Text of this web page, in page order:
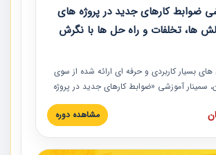
ضوابط کارهای جدید در پروژه های
ها، تخلفات و راه حل ها با نگرش
بسیار کاربردی و حرفه‏ ای ارائه شده از سوی
سمینار آموزشی «ضوابط کارهای جدید در پروژه
چالش ها، تخلفات و راه حل ها با نگرش قراردادی
سندیکای شرکت های ساختمانی کشور ارائه شد.
همراه تجربیات عملی ارائه شده است.
مشاهده دوره